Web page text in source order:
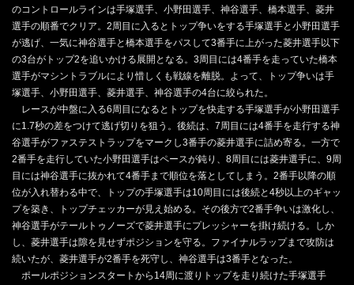
のコントロールラインは手塚選手、小野田選手、神谷選手、橋本選手、菱井
選手の順番でクリア。2周目に入るとトップ争いをする手塚選手と小野田選手
が逃げ、一気に神谷選手と橋本選手をパスして3番手に上がった菱井選手以下
の3台がトップ2を追いかける展開となる。3周目には4番手を走っていた橋本
選手がマシントラブルにより惜しくも戦線を離脱。よって、トップ争いは手
塚選手、小野田選手、菱井選手、神谷選手の4台に絞られた。
レースが中盤に入る6周目になるとトップを快走する手塚選手が小野田選手
に1.7秒の差をつけて逃げ切りを狙う。後続は、7周目には4番手を走行する神
谷選手がファステストラップをマークし3番手の菱井選手に詰め寄る。一方で
2番手を走行していた小野田選手はペースが鈍り、8周目には菱井選手に、9周
目には神谷選手に抜かれて4番手まで順位を落としてしまう。2番手以降の順
位が入れ替わる中で、トップの手塚選手は10周目には後続と4秒以上のギャッ
プを築き、トップチェッカーが見え始める。その後方で2番手争いは激化し、
神谷選手がテールトゥノーズで菱井選手にプレッシャーを掛け続ける。しか
し、菱井選手は隙を見せずポジションを守る。ファイナルラップまで攻防は
続いたが、菱井選手が2番手を死守し、神谷選手は3番手となった。
ポールポジションスタートから14周に渡りトップを走り続けた手塚選手